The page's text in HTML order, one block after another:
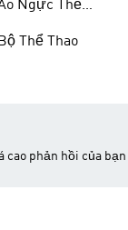
Ngực Thể
Bộ Thể Thao
cao phản hồi của bạn